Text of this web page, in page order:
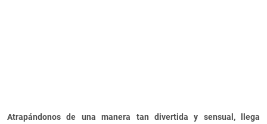
Atrapándonos de una manera tan divertida y sensual, llega